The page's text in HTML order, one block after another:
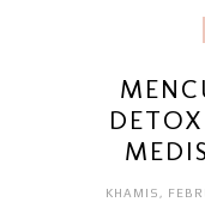
KHAMIS,